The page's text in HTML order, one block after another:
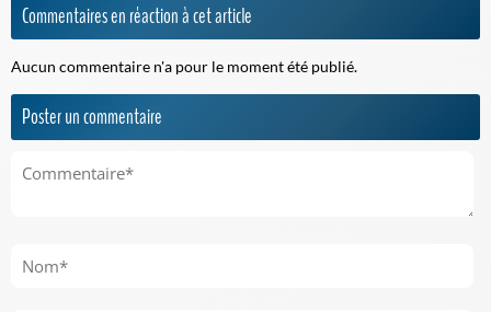
Commentaires en réaction à cet article
Aucun commentaire n'a pour le moment été publié.
Poster un commentaire